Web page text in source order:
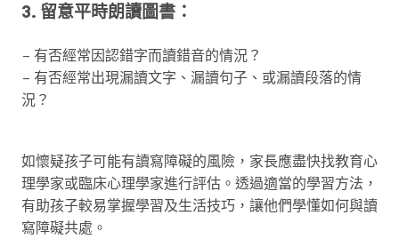
3. 留意平時朗讀圖書：
– 有否經常因認錯字而讀錯音的情況？
– 有否經常出現漏讀文字、漏讀句子、或漏讀段落的情
況？
如懷疑孩子可能有讀寫障礙的風險，家長應盡快找教育心
理學家或臨床心理學家進行評估。透過適當的學習方法，
有助孩子較易掌握學習及生活技巧，讓他們學懂如何與讀
寫障礙共處。